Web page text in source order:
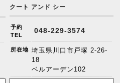
クート アンド シー
予約
TEL
048-229-3574
所在地 埼玉県川口市戸塚 2-26-
18
ベルアーデン102